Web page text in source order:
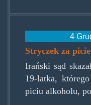
4
Stryczek za
Irański sąd
19-latka,
piciu alkoholu,